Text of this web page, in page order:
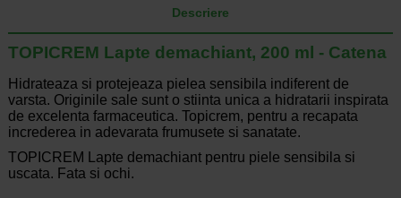
Descriere
TOPICREM Lapte demachiant, 200 ml - Catena
Hidrateaza si protejeaza pielea sensibila indiferent de
varsta. Originile sale sunt o stiinta unica a hidratarii inspirata
de excelenta farmaceutica. Topicrem, pentru a recapata
increderea in adevarata frumusete si sanatate.
TOPICREM Lapte demachiant pentru piele sensibila si
uscata. Fata si ochi.